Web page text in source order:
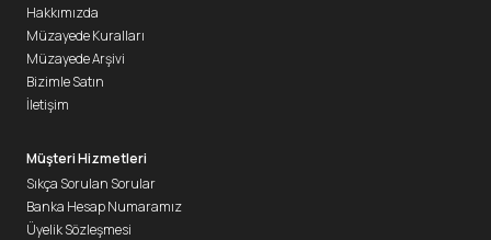
Hakkımızda
Müzayede Kuralları
Müzayede Arşivi
Bizimle Satın
İletişim
Müşteri Hizmetleri
Sıkça Sorulan Sorular
Banka Hesap Numaramız
Üyelik Sözleşmesi